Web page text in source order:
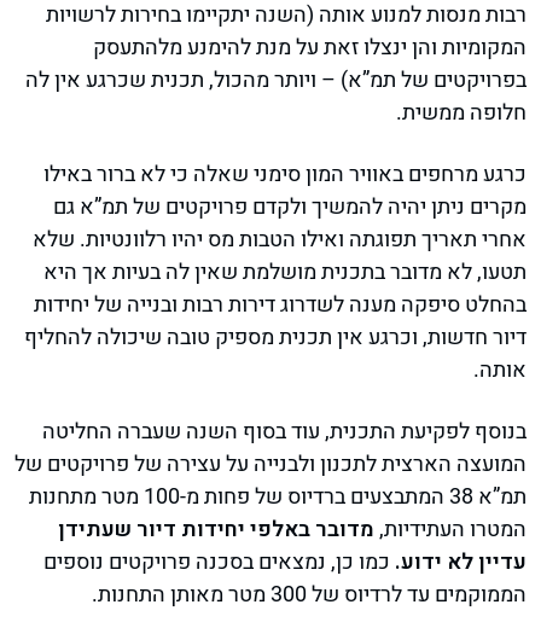
רבות מנסות למנוע אותה (השנה יתקיימו בחירות לרשויות
המקומיות והן ינצלו זאת על מנת להימנע מלהתעסק
בפרויקטים של תמ”א) – ויותר מהכול, תכנית שכרגע אין לה
חלופה ממשית.
כרגע מרחפים באוויר המון סימני שאלה כי לא ברור באילו
מקרים ניתן יהיה להמשיך ולקדם פרויקטים של תמ”א גם
אחרי תאריך תפוגתה ואילו הטבות מס יהיו רלוונטיות. שלא
תטעו, לא מדובר בתכנית מושלמת שאין לה בעיות אך היא
בהחלט סיפקה מענה לשדרוג דירות רבות ובנייה של יחידות
דיור חדשות, וכרגע אין תכנית מספיק טובה שיכולה להחליף
אותה.
בנוסף לפקיעת התכנית, עוד בסוף השנה שעברה החליטה
המועצה הארצית לתכנון ולבנייה על עצירה של פרויקטים של
תמ”א 38 המתבצעים ברדיוס של פחות מ-100 מטר מתחנות
המטרו העתידיות,מדובר באלפי יחידות דיור שעתידן
עדיין לא ידוע. כמו כן, נמצאים בסכנה פרויקטים נוספים
הממוקמים עד לרדיוס של 300 מטר מאותן התחנות.